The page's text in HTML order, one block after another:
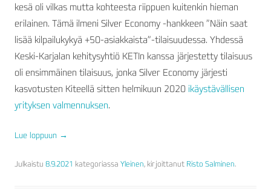
kesä oli vilkas mutta kohteesta riippuen kuitenkin hieman
erilainen. Tämä ilmeni Silver Economy -hankkeen ”Näin saat
lisää kilpailukykyä +50-asiakkaista”-tilaisuudessa. Yhdessä
Keski-Karjalan kehitysyhtiö KETIn kanssa järjestetty tilaisuus
oli ensimmäinen tilaisuus, jonka Silver Economy järjesti
kasvotusten Kiteellä sitten helmikuun 2020 ikäystävällisen
yrityksen valmennuksen.
Lue loppuun →
Julkaistu 8.9.2021 kategoriassa Yleinen, kirjoittanut Risto Salminen.